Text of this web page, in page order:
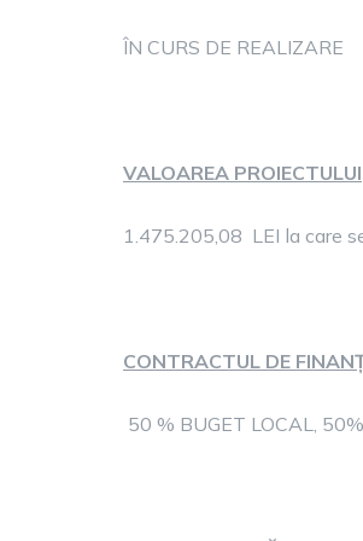
ÎN CURS DE REALIZARE
VALOAREA PROIECTULUI
1.475.205,08 LEI la care
CONTRACTUL DE
50 % BUGET LOCAL,